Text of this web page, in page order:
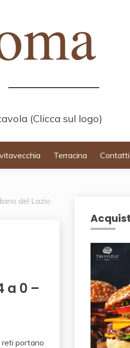
(Clicca sul logo)
Terracina Contatti
del Lazio
a 0 –
reti portano